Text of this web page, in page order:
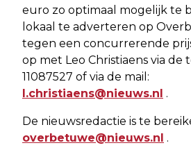
euro zo optimaal mogelijk te
lokaal te adverteren op
tegen een concurrerende
op met Leo Christiaens via de
11087527 of via de mail:
l.christiaens@nieuws.nl .
De nieuwsredactie is te
overbetuwe@nieuws.nl .